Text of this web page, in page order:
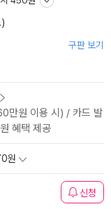
구판 보기
만원 이용 시) / 카드 발
혜택 제공
원
신청